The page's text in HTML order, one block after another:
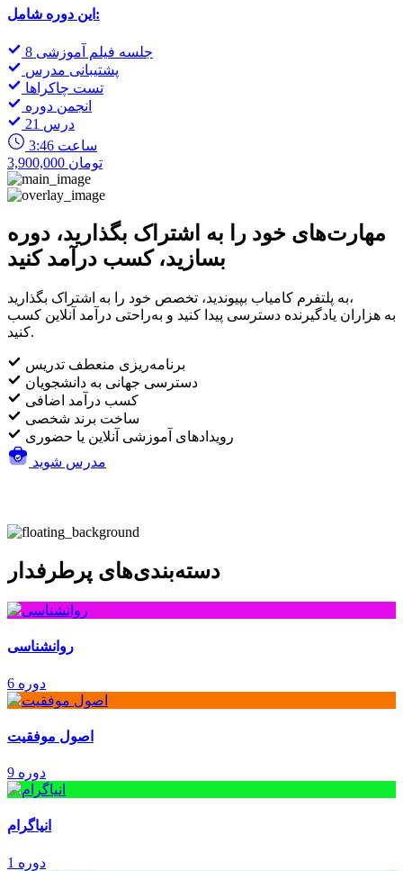
این دوره شامل:
8 جلسه فیلم آموزشی
پشتیبانی مدرس
تست چاکراها
انجمن دوره
21 درس
3:46 ساعت
3,900,000 تومان
مهارت‌های خود را به اشتراک بگذارید، دوره
بسازید، کسب درآمد کنید
به پلتفرم کامیاب بپیوندید، تخصص خود را به اشتراک بگذارید،
به هزاران یادگیرنده دسترسی پیدا کنید و به‌راحتی درآمد آنلاین کسب
کنید.
برنامه‌ریزی منعطف تدریس
دسترسی جهانی به دانشجویان
کسب درآمد اضافی
ساخت برند شخصی
رویدادهای آموزشی آنلاین یا حضوری
مدرس شوید
دسته‌بندی‌های پرطرفدار
روانشناسی
6 دوره
اصول موفقیت
9 دوره
انیاگرام
1 دوره